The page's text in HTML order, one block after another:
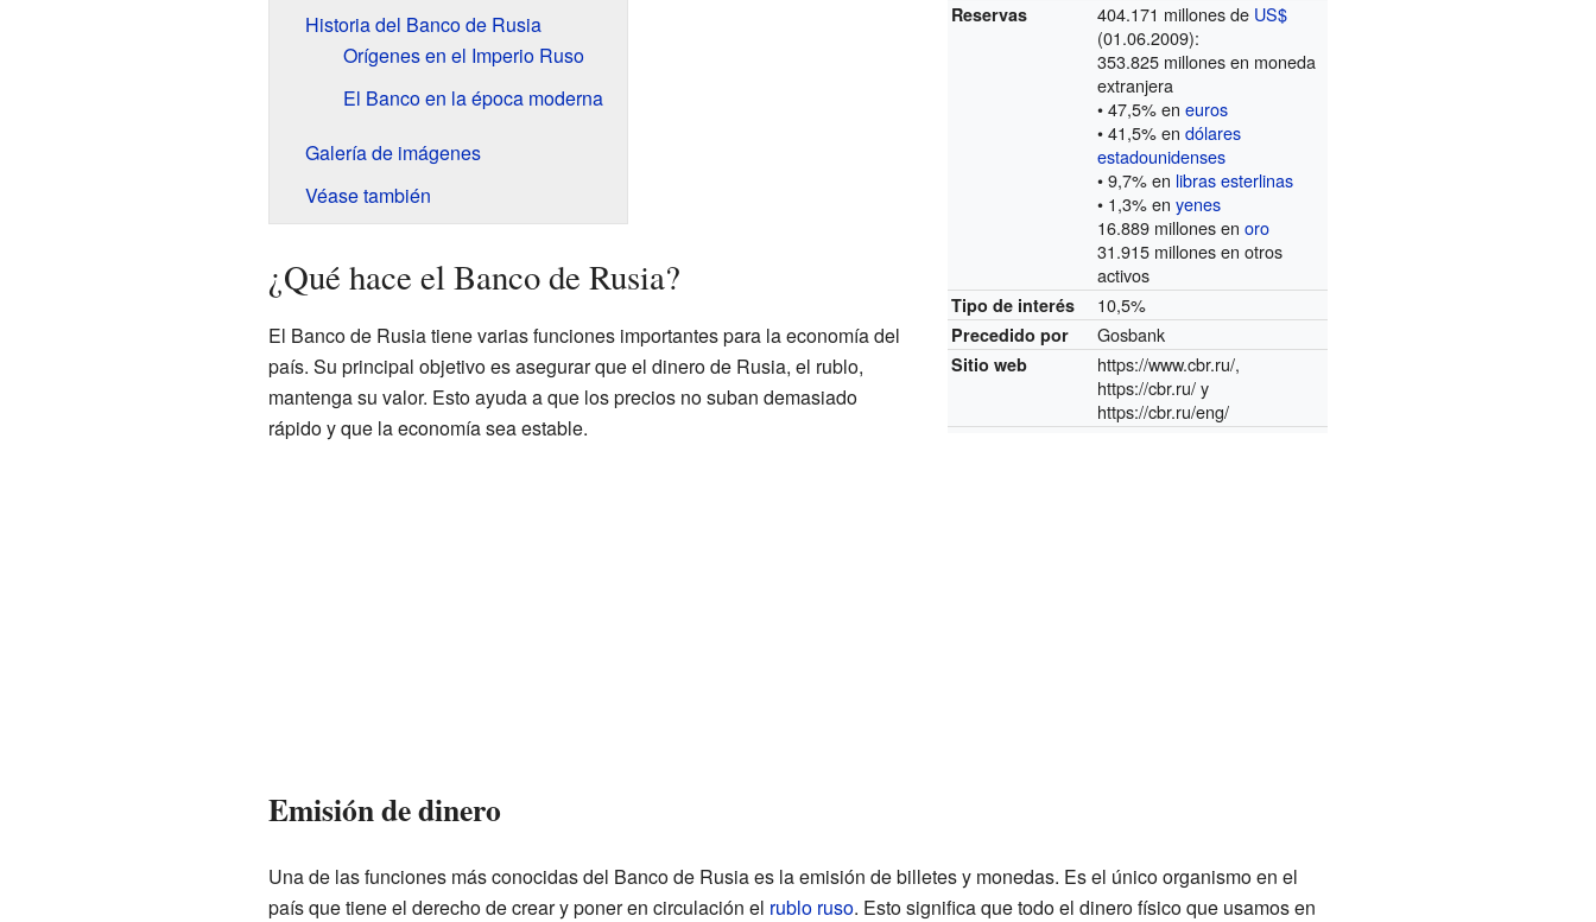
Reservas 404.171 millones de US$
(01.06.2009):
353.825 millones en moneda
extranjera
• 47,5% eneuros
• 41,5% endólares
estadounidenses
• 9,7% en libras esterlinas
• 1,3% enyenes
16.889 millones enoro
31.915 millones en otros
activos
Tipo de interés 10,5%
Precedido por Gosbank
Sitio web https://www.cbr.ru/,
https://cbr.ru/y
https://cbr.ru/eng/
Historia del Banco de Rusia
Orígenes en el Imperio Ruso
El Banco en la época moderna
Galería de imágenes
Véase también
¿Qué hace el Banco de Rusia?
El Banco de Rusia tiene varias funciones importantes para la economía del
país. Su principal objetivo es asegurar que el dinero de Rusia, el rublo,
mantenga su valor. Esto ayuda a que los precios no suban demasiado
rápido y que la economía sea estable.
Emisión de dinero
Una de las funciones más conocidas del Banco de Rusia es la emisión de billetes y monedas. Es el único organismo en el
país que tiene el derecho de crear y poner en circulación el rublo ruso. Esto significa que todo el dinero físico que usamos en